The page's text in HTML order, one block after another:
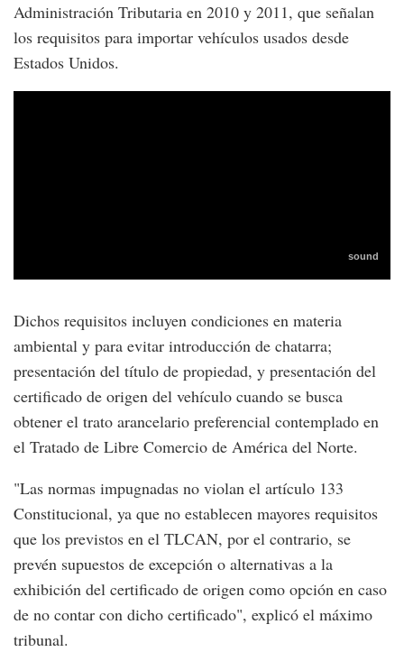
Administración Tributaria en 2010 y 2011, que señalan
los requisitos para importar vehículos usados desde
Estados Unidos.
Dichos requisitos incluyen condiciones en materia
ambiental y para evitar introducción de chatarra;
presentación del título de propiedad, y presentación del
certificado de origen del vehículo cuando se busca
obtener el trato arancelario preferencial contemplado en
el Tratado de Libre Comercio de América del Norte.
"Las normas impugnadas no violan el artículo 133
Constitucional, ya que no establecen mayores requisitos
que los previstos en el TLCAN, por el contrario, se
prevén supuestos de excepción o alternativas a la
exhibición del certificado de origen como opción en caso
de no contar con dicho certificado", explicó el máximo
tribunal.